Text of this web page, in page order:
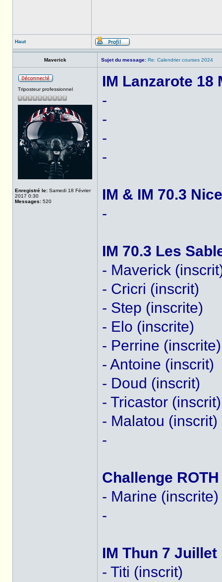
Haut
Maverick Sujet du message: Re: Calendrier courses 2024
Triposteur professionnel
Enregistré le: Samedi 18 Février
2017 0:30
Messages: 520
IM Lanzarote 18
-
-
-
-
IM & IM 70.3
-
IM 70.3 Les
- Maverick
- Cricri (inscrit)
- Step (inscrite)
- Elo (inscrite)
- Perrine (inscrite)
- Antoine (inscrit)
- Doud (inscrit)
- Tricastor (inscrit)
- Malatou (inscrit)
-
Challenge
- Marine (inscrite)
-
IM Thun 7 Juillet
- Titi (inscrit)